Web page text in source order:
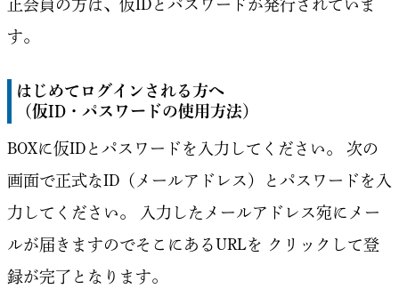
正会員の方は、仮IDとパスワードが発行されていま
す。
はじめてログインされる方へ
（仮ID・パスワードの使用方法）
BOXに仮IDとパスワードを入力してください。
次の
画面で正式なID（メールアドレス）とパスワードを入
力してください。
入力したメールアドレス宛にメー
ルが届きますのでそこにあるURLを クリックして登
録が完了となります。